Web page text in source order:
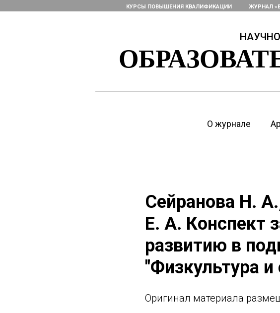
КУРСЫ ПОВЫШЕНИЯ КВАЛИФИКАЦИИ ЖУРНАЛ
О журнале
Сейранова Н.
Е. А. Конспект
развитию в
"Физкультура
Оригинал материала